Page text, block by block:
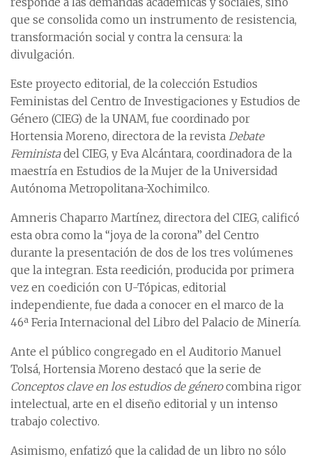
que se consolida como un instrumento de resistencia,
transformación social y contra la censura: la
divulgación.
Este proyecto editorial, de la colección Estudios
Feministas del Centro de Investigaciones y Estudios de
Género (CIEG) de la UNAM, fue coordinado por
Hortensia Moreno, directora de la revista Debate
Feministadel CIEG, y Eva Alcántara, coordinadora de la
maestría en Estudios de la Mujer de la Universidad
Autónoma Metropolitana-Xochimilco.
Amneris Chaparro Martínez, directora del CIEG, calificó
esta obra como la “joya de la corona” del Centro
durante la presentación de dos de los tres volúmenes
que la integran. Esta reedición, producida por primera
vez en coedición con U-Tópicas, editorial
independiente, fue dada a conocer en el marco de la
46ª Feria Internacional del Libro del Palacio de Minería.
Ante el público congregado en el Auditorio Manuel
Tolsá, Hortensia Moreno destacó que la serie de
Conceptos clave en los estudios de génerocombina rigor
intelectual, arte en el diseño editorial y un intenso
trabajo colectivo.
Asimismo, enfatizó que la calidad de un libro no sólo